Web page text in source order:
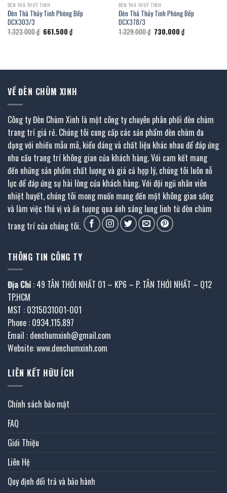
ĐÈN THẢ THUỶ TINH
Đèn Thả Thủy Tinh Phòng Bếp
DCX303/3
1.323.000₫ Giá
gốc
661.500 ₫Giá
hiện
ĐÈN THẢ THUỶ TINH
Đèn Thả Thủy Tinh Phòng Bếp
DCX378/3
1.329.000₫ Giá
gốc
730.000 ₫Giá
hiện
VỀ ĐÈN CHÙM XINH
Công ty Đèn Chùm Xinh là một công ty chuyên phân phối đèn chùm
trang trí giá rẻ. Chúng tôi cung cấp các sản phẩm đèn chùm đa
dạng với nhiều mẫu mã, kiểu dáng và chất liệu khác nhau để đáp ứng
nhu cầu trang trí không gian của khách hàng. Với cam kết mang
đến những sản phẩm chất lượng và giá cả hợp lý, chúng tôi luôn nỗ
lực để đáp ứng sự hài lòng của khách hàng. Với đội ngũ nhân viên
nhiệt huyết, chúng tôi mong muốn mang đến một không gian sống
và làm việc thú vị và ấn tượng qua ánh sáng lung linh từ đèn chùm
trang trí của chúng tôi.
THÔNG TIN CÔNG TY
Địa Chỉ : 49 TÂN THỚI NHẤT 01 – KP6 – P. TÂN THỚI NHẤT – Q12
TP.HCM
MST : 0315031001-001
Phone : 0934.115.897
Email : denchumxinh@gmail.com
Website: www.denchumxinh.com
LIÊN KẾT HỮU ÍCH
Chính sách bảo mật
FAQ
Giới Thiệu
Liên Hệ
Quy định đổi trả và bảo hành